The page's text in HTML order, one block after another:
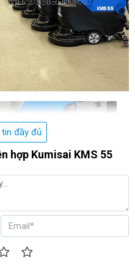
đầy đủ
hợp Kumisai KMS 55